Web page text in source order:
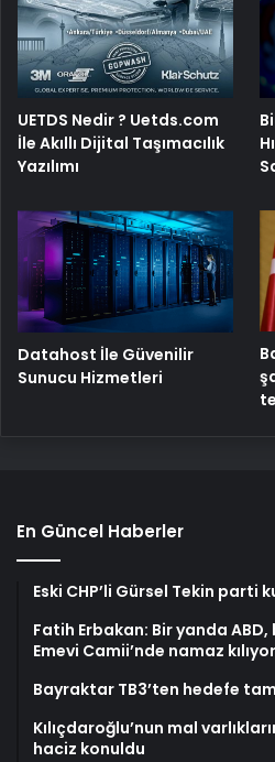
UETDS Nedir ? Uetds.com
İle Akıllı Dijital Taşımacılık
Yazılımı
Datahost İle Güvenilir
Sunucu Hizmetleri
En Güncel Haberler
Eski CHP’li Gürsel Tekin parti
Fatih Erbakan: Bir yanda
Emevi Camii’nde namaz
Bayraktar TB3’ten hedefe
Kılıçdaroğlu’nun mal
haciz konuldu